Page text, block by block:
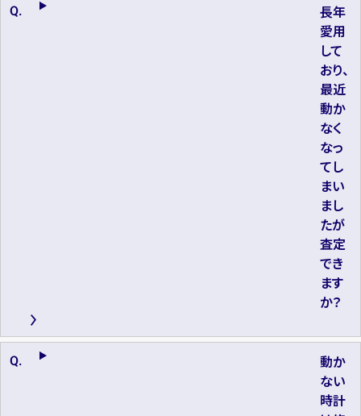
長年
愛用
して
おり、
最近
動か
なく
なっ
てし
まい
まし
たが
査定
でき
ます
か？
動か
ない
時計